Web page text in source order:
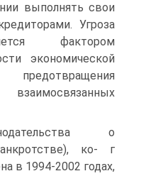
выполнять свои
Угроза
фактором
экономической
взаимосвязанных
о
ко- г
в 1994-2002 годах,